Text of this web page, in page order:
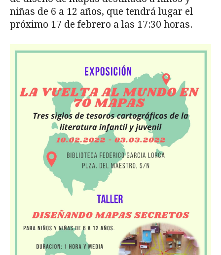
niñas de 6 a 12 años, que tendrá lugar el
próximo 17 de febrero a las 17:30 horas.